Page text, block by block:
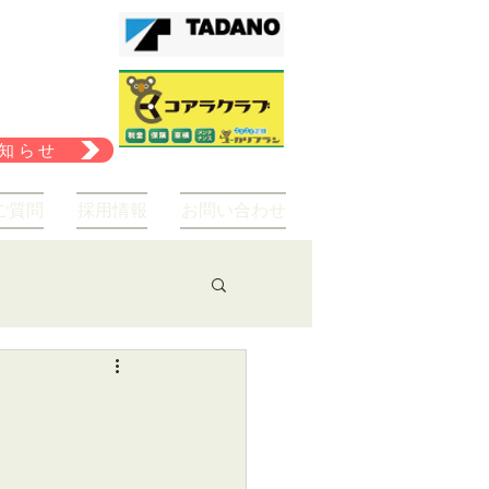
らせ
質問 採用情報 お問い合わせ